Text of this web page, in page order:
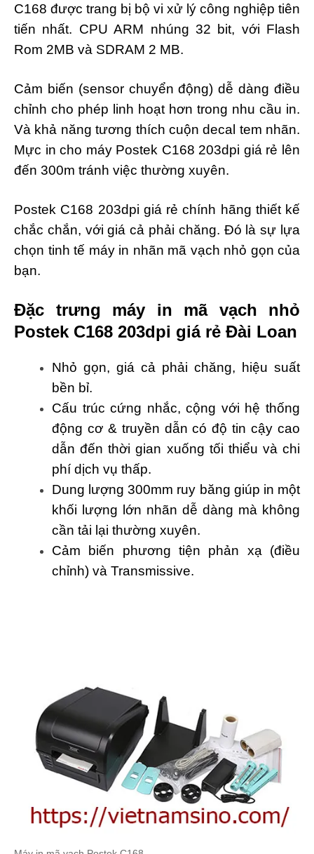
C168 được trang bị bộ vi xử lý công nghiệp tiên
tiến nhất. CPU ARM nhúng 32 bit, với Flash
Rom 2MB và SDRAM 2 MB.
Cảm biến (sensor chuyển động) dễ dàng điều
chỉnh cho phép linh hoạt hơn trong nhu cầu in.
Và khả năng tương thích cuộn decal tem nhãn.
Mực in cho máy Postek C168 203dpi giá rẻ lên
đến 300m tránh việc thường xuyên.
Postek C168 203dpi giá rẻ chính hãng thiết kế
chắc chắn, với giá cả phải chăng. Đó là sự lựa
chọn tinh tế máy in nhãn mã vạch nhỏ gọn của
bạn.
Đặc trưng máy in mã vạch nhỏ
Postek C168 203dpi giá rẻ Đài Loan
Nhỏ gọn, giá cả phải chăng, hiệu suất
bền bỉ.
Cấu trúc cứng nhắc, cộng với hệ thống
động cơ & truyền dẫn có độ tin cậy cao
dẫn đến thời gian xuống tối thiểu và chi
phí dịch vụ thấp.
Dung lượng 300mm ruy băng giúp in một
khối lượng lớn nhãn dễ dàng mà không
cần tải lại thường xuyên.
Cảm biến phương tiện phản xạ (điều
chỉnh) và Transmissive.